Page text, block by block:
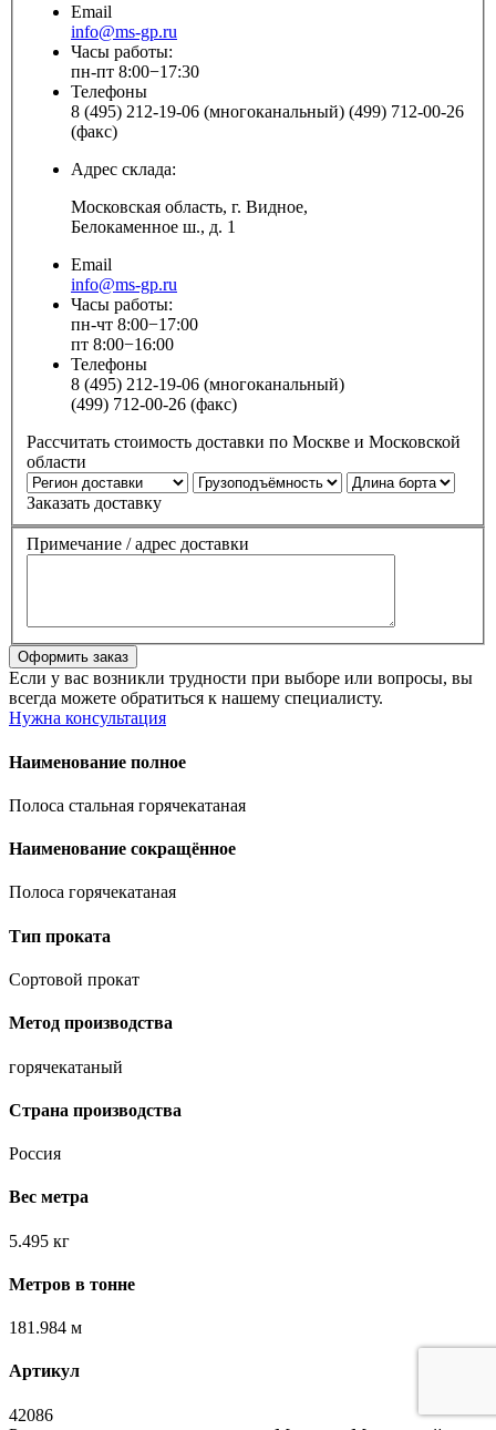
Email
info@ms-gp.ru
Часы работы:
пн-пт 8:00−17:30
Телефоны
8 (495) 212-19-06 (многоканальный) (499) 712-00-26
(факс)
Адрес склада:
Московская область, г. Видное,
Белокаменное ш., д. 1
Email
info@ms-gp.ru
Часы работы:
пн-чт 8:00−17:00
пт 8:00−16:00
Телефоны
8 (495) 212-19-06 (многоканальный)
(499) 712-00-26 (факс)
Рассчитать стоимость доставки по Москве и Московской
области
Заказать доставку
Примечание / адрес доставки
Если у вас возникли трудности при выборе или вопросы, вы
всегда можете обратиться к нашему специалисту.
Нужна консультация
Наименование полное
Полоса стальная горячекатаная
Наименование сокращённое
Полоса горячекатаная
Тип проката
Сортовой прокат
Метод производства
горячекатаный
Страна производства
Россия
Вес метра
5.495 кг
Метров в тонне
181.984 м
Артикул
42086